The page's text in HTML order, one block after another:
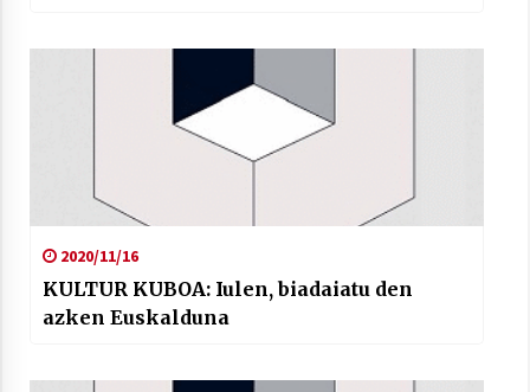
2020/11/16
KULTUR KUBOA: Iulen, biadaiatu den
azken Euskalduna